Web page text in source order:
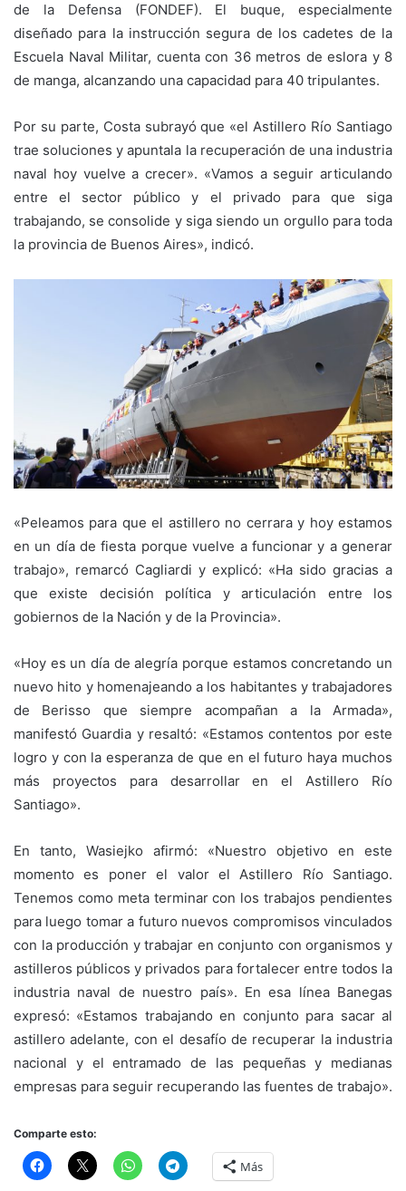
de la Defensa (FONDEF). El buque, especialmente
diseñado para la instrucción segura de los cadetes de la
Escuela Naval Militar, cuenta con 36 metros de eslora y 8
de manga, alcanzando una capacidad para 40 tripulantes.
Por su parte, Costa subrayó que «el Astillero Río Santiago
trae soluciones y apuntala la recuperación de una industria
naval hoy vuelve a crecer». «Vamos a seguir articulando
entre el sector público y el privado para que siga
trabajando, se consolide y siga siendo un orgullo para toda
la provincia de Buenos Aires», indicó.
«Peleamos para que el astillero no cerrara y hoy estamos
en un día de fiesta porque vuelve a funcionar y a generar
trabajo», remarcó Cagliardi y explicó: «Ha sido gracias a
que existe decisión política y articulación entre los
gobiernos de la Nación y de la Provincia».
«Hoy es un día de alegría porque estamos concretando un
nuevo hito y homenajeando a los habitantes y trabajadores
de Berisso que siempre acompañan a la Armada»,
manifestó Guardia y resaltó: «Estamos contentos por este
logro y con la esperanza de que en el futuro haya muchos
más proyectos para desarrollar en el Astillero Río
Santiago».
En tanto, Wasiejko afirmó: «Nuestro objetivo en este
momento es poner el valor el Astillero Río Santiago.
Tenemos como meta terminar con los trabajos pendientes
para luego tomar a futuro nuevos compromisos vinculados
con la producción y trabajar en conjunto con organismos y
astilleros públicos y privados para fortalecer entre todos la
industria naval de nuestro país». En esa línea Banegas
expresó: «Estamos trabajando en conjunto para sacar al
astillero adelante, con el desafío de recuperar la industria
nacional y el entramado de las pequeñas y medianas
empresas para seguir recuperando las fuentes de trabajo».
Comparte esto:
Más